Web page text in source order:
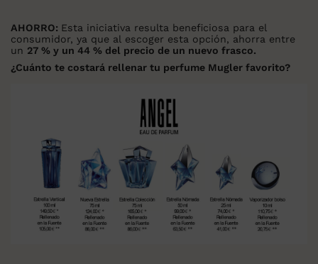
AHORRO: Esta iniciativa resulta beneficiosa para el
consumidor, ya que al escoger esta opción, ahorra entre
un 27 % y un 44 % del precio de un nuevo frasco.
¿Cuánto te costará rellenar tu perfume Mugler favorito?